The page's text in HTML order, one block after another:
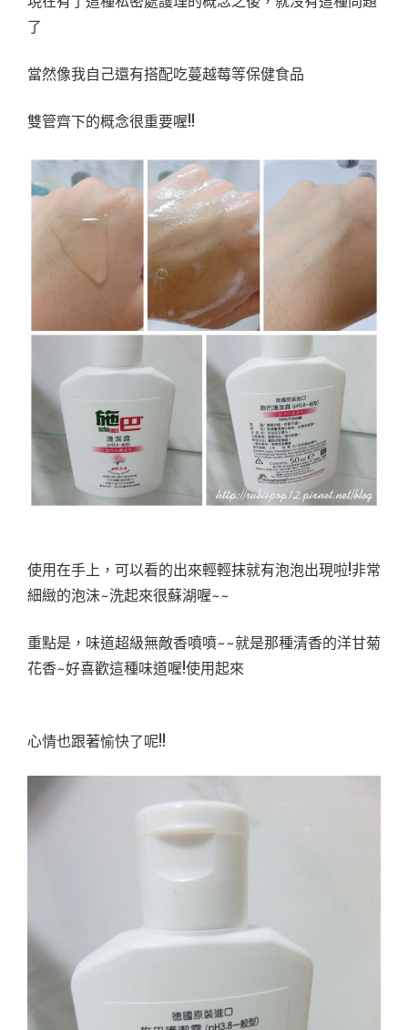
了
當然像我自己還有搭配吃蔓越莓等保健食品
雙管齊下的概念很重要喔!!
使用在手上，可以看的出來輕輕抹就有泡泡出現啦!非常
細緻的泡沫~洗起來很蘇湖喔~~
重點是，味道超級無敵香噴噴~~就是那種清香的洋甘菊
花香~好喜歡這種味道喔!使用起來
心情也跟著愉快了呢!!